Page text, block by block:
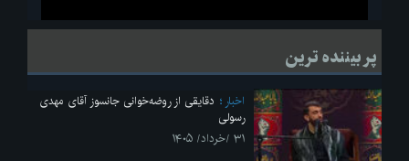
لحظاتی از قرائت زیارت اربعین امام حسین(ع) در مراسم عزاداری هیئات
پر بیننده ترین
اخبار
دقایقی از روضه‌خوانی جانسوز آقای مهدی
رسولی
۳۱ /خرداد/ ۱۴۰۵